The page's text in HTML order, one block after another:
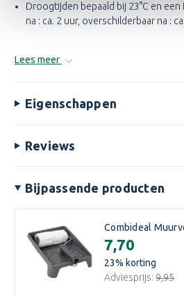
Droogtijden bepaald bij 23°C en een
na : ca. 2 uur, overschilderbaar na :
Lees meer
Eigenschappen
Reviews
Bijpassende producten
Combideal
€7,70
23% korting
Adviesprijs: €9,95